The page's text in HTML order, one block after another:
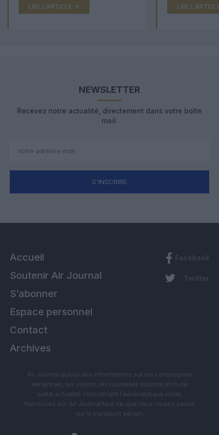
LIRE L'ARTICLE LIRE
NEWSLETTER
Recevez notre actualité, directement dans votre boîte
mail.
S'INSCRIRE
Accueil
Soutenir Air Journal
S’abonner
Espace personnel
Contact
Archives